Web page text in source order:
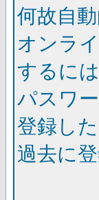
何故自
オンラ
するに
パスワ
登録し
過去に